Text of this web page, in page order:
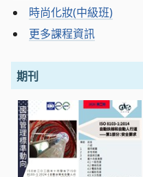
時尚化妝(中級班)
更多課程資訊
期刊